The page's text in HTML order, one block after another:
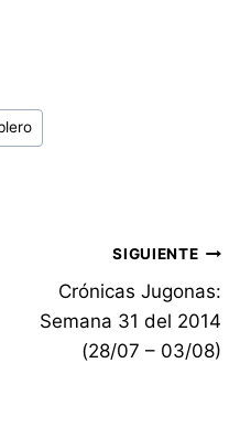
SIGUIENTE
Crónicas Jugonas:
Semana 31 del 2014
(28/07 – 03/08)